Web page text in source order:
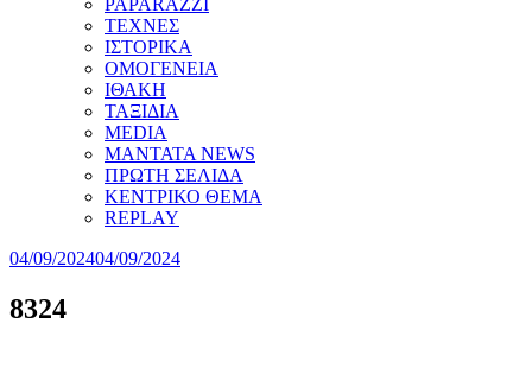
PAPARAZZI
ΤΕΧΝΕΣ
ΙΣΤΟΡΙΚΑ
ΟΜΟΓΕΝΕΙΑ
ΙΘΑΚΗ
ΤΑΞΙΔΙΑ
MEDIA
MANTATA NEWS
ΠΡΩΤΗ ΣΕΛΙΔΑ
ΚΕΝΤΡΙΚΟ ΘΕΜΑ
REPLAY
04/09/202404/09/2024
8324